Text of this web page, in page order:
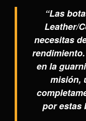
“Las
Leather/
necesitas
en la
misión,
por estas